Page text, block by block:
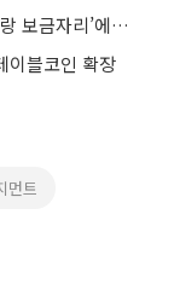
효성, 참전유공자 주거복지 지원…‘나라사랑 보금자리’에 1억원 후원
이블코인 확장
먼트